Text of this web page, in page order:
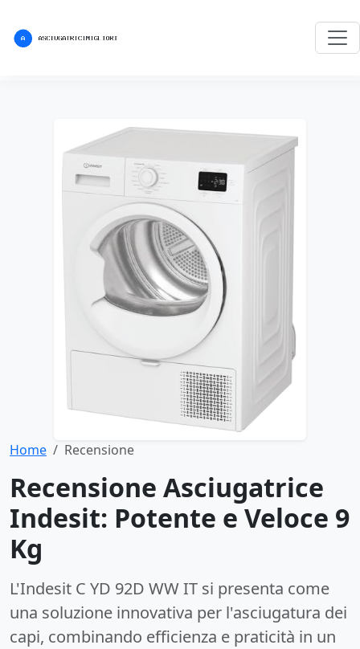
Home Recensione
Recensione Asciugatrice
Indesit: Potente e Veloce 9
Kg
L'Indesit C YD 92D WW IT si presenta come
una soluzione innovativa per l'asciugatura dei
capi, combinando efficienza e praticità in un